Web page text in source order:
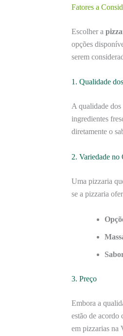
Fatores a
Escolher a
opções
serem
1. Qualidade
A qualidade dos
ingredientes
diretamente o
2. Variedade no
Uma pizzaria
se a pizzaria
3. Preço
Embora a
estão de acordo
em pizzarias na